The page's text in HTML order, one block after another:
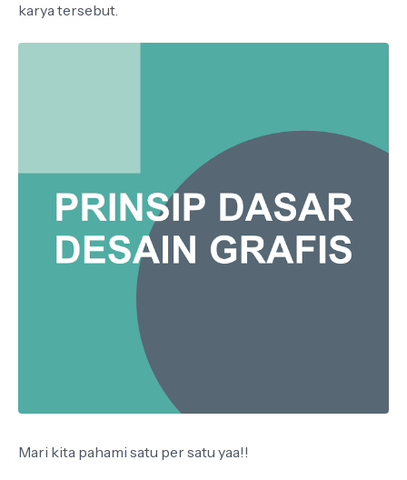
karya tersebut.
Mari kita pahami satu per satu yaa!!